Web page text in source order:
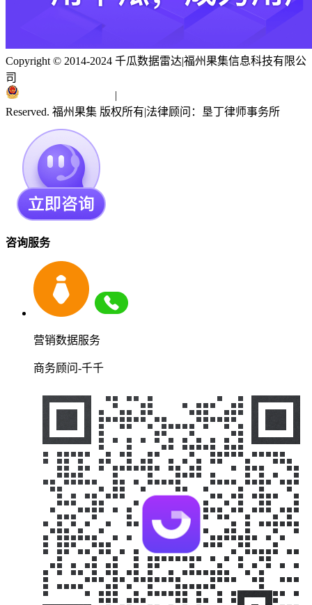
Copyright © 2014-2024 千瓜数据雷达|福州果集信息科技有限公
司
|
Reserved. 福州果集 版权所有|法律顾问：垦丁律师事务所
咨询服务
营销数据服务
商务顾问-千千